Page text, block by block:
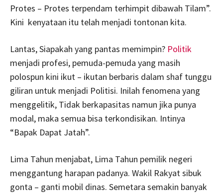
Protes – Protes terpendam terhimpit dibawah Tilam”.
Kini kenyataan itu telah menjadi tontonan kita.
Lantas, Siapakah yang pantas memimpin? Politik
menjadi profesi, pemuda-pemuda yang masih
polospun kini ikut – ikutan berbaris dalam shaf tunggu
giliran untuk menjadi Politisi. Inilah fenomena yang
menggelitik, Tidak berkapasitas namun jika punya
modal, maka semua bisa terkondisikan. Intinya
“Bapak Dapat Jatah”.
Lima Tahun menjabat, Lima Tahun pemilik negeri
menggantung harapan padanya. Wakil Rakyat sibuk
gonta – ganti mobil dinas. Semetara semakin banyak